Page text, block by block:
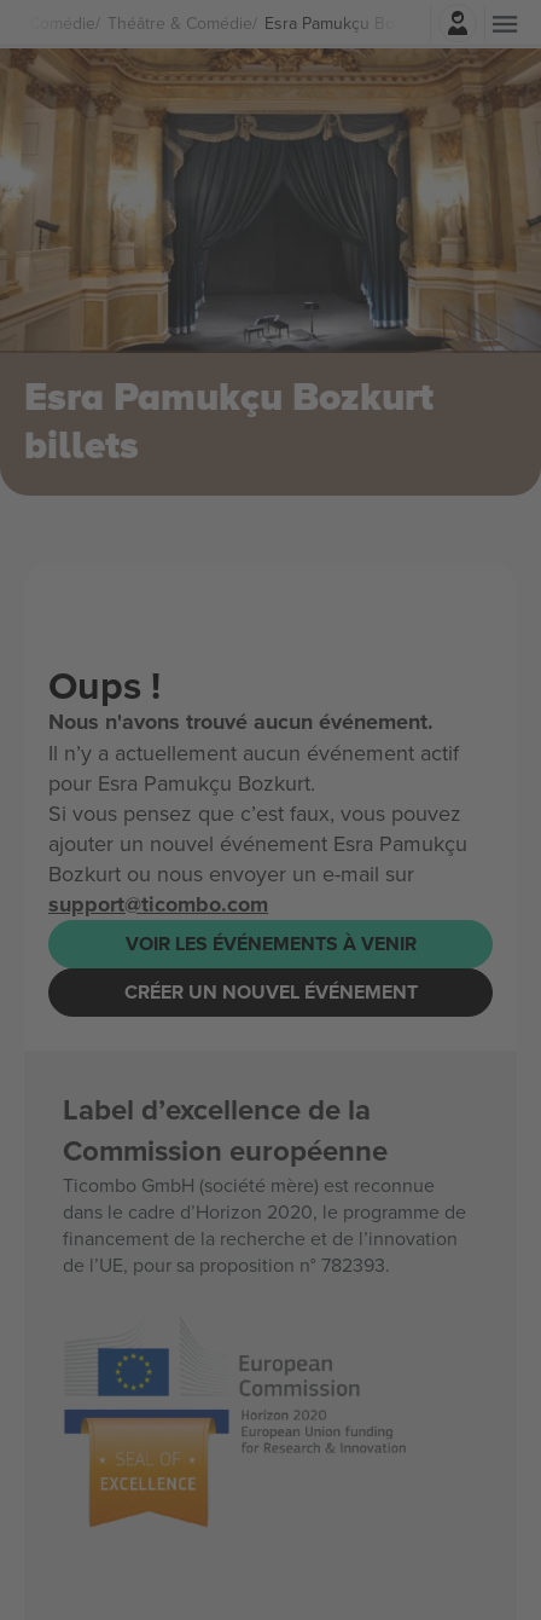
& Comédie Théâtre & Comédie Esra Pamukçu Bozkurt Billets
Connexion
Esra Pamukçu Bozkurt
billets
Oups !
Nous n'avons trouvé aucun événement.
Il n’y a actuellement aucun événement actif
pour Esra Pamukçu Bozkurt.
Si vous pensez que c’est faux, vous pouvez
ajouter un nouvel événement Esra Pamukçu
Bozkurt ou nous envoyer un e-mail sur
support@ticombo.com
VOIR LES ÉVÉNEMENTS À VENIR
CRÉER UN NOUVEL ÉVÉNEMENT
Label d’excellence de la
Commission européenne
Ticombo GmbH (société mère) est reconnue
dans le cadre d’Horizon 2020, le programme de
financement de la recherche et de l’innovation
de l’UE, pour sa proposition n° 782393.